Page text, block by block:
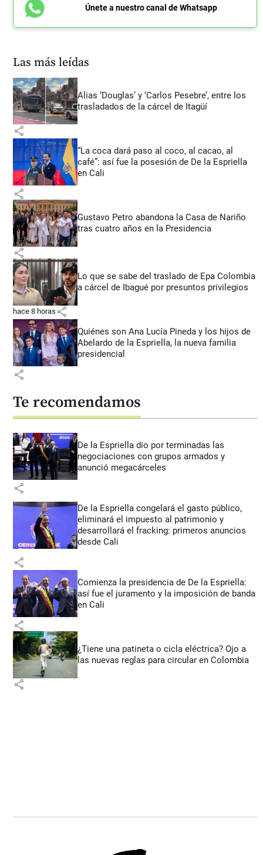
Únete a nuestro canal de Whatsapp
Las más leídas
Alias ‘Douglas’ y ‘Carlos Pesebre’, entre los
trasladados de la cárcel de Itagüí
share
“La coca dará paso al coco, al cacao, al
café”: así fue la posesión de De la Espriella
en Cali
share
Gustavo Petro abandona la Casa de Nariño
tras cuatro años en la Presidencia
share
Lo que se sabe del traslado de Epa Colombia
a cárcel de Ibagué por presuntos privilegios
hace 8 horas share
Quiénes son Ana Lucía Pineda y los hijos de
Abelardo de la Espriella, la nueva familia
presidencial
share
Te recomendamos
De la Espriella dio por terminadas las
negociaciones con grupos armados y
anunció megacárceles
share
De la Espriella congelará el gasto público,
eliminará el impuesto al patrimonio y
desarrollará el fracking: primeros anuncios
desde Cali
share
Comienza la presidencia de De la Espriella:
así fue el juramento y la imposición de banda
en Cali
share
¿Tiene una patineta o cicla eléctrica? Ojo a
las nuevas reglas para circular en Colombia
share